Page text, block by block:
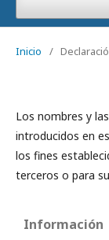
Inicio /
Los nombres y
introducidos en
los fines
terceros o para
Información